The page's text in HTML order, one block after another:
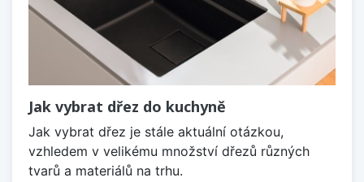
Jak vybrat dřez do kuchyně
Jak vybrat dřez je stále aktuální otázkou,
vzhledem v velikému množství dřezů různých
tvarů a materiálů na trhu.